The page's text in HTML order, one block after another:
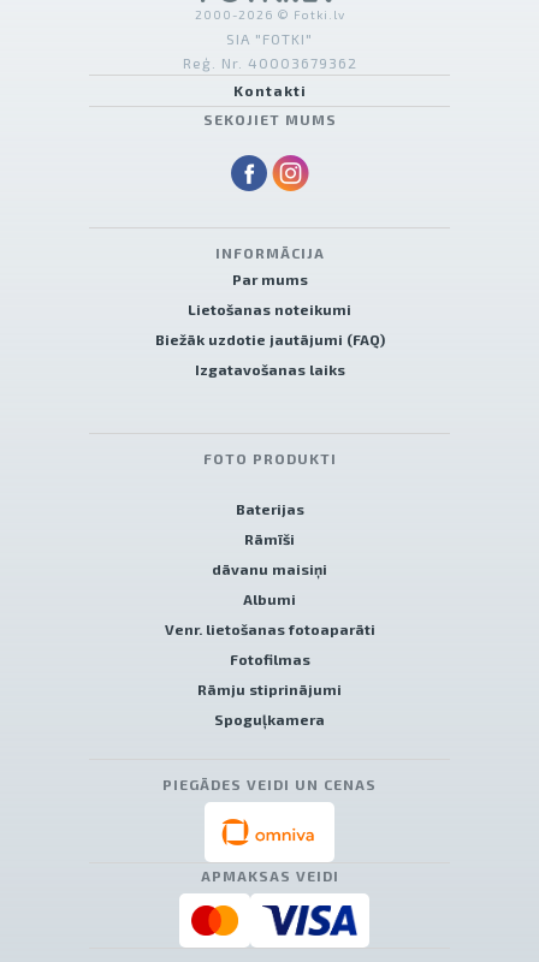
2000-2026 © Fotki.lv
SIA "FOTKI"
Reģ. Nr. 40003679362
Kontakti
SEKOJIET MUMS
INFORMĀCIJA
Par mums
Lietošanas noteikumi
Biežāk uzdotie jautājumi (FAQ)
Izgatavošanas laiks
FOTO PRODUKTI
Baterijas
Rāmīši
dāvanu maisiņi
Albumi
Venr. lietošanas fotoaparāti
Fotofilmas
Rāmju stiprinājumi
Spoguļkamera
PIEGĀDES VEIDI UN CENAS
APMAKSAS VEIDI